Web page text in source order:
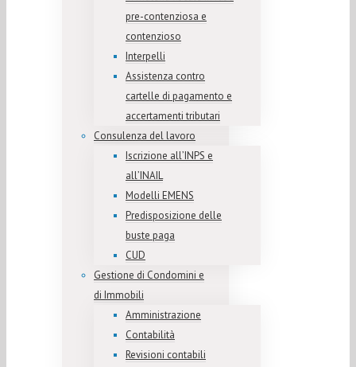
pre-contenziosa e
contenzioso
Interpelli
Assistenza contro
cartelle di pagamento e
accertamenti tributari
Consulenza del lavoro
Iscrizione all’INPS e
all’INAIL
Modelli EMENS
Predisposizione delle
buste paga
CUD
Gestione di Condomini e
di Immobili
Amministrazione
Contabilità
Revisioni contabili